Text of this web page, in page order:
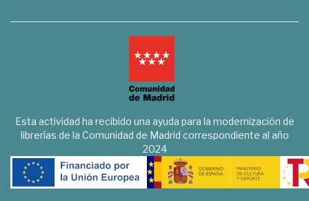
Esta actividad ha recibido una ayuda para la modernización de
librerías de la Comunidad de Madrid correspondiente al año
2024